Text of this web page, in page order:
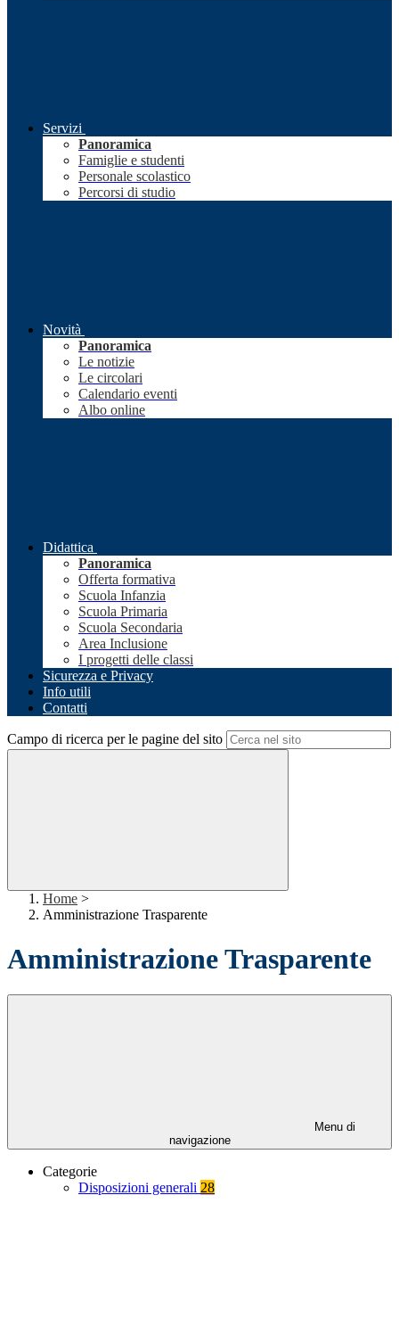
Servizi
Panoramica
Famiglie e studenti
Personale scolastico
Percorsi di studio
Novità
Panoramica
Le notizie
Le circolari
Calendario eventi
Albo online
Didattica
Panoramica
Offerta formativa
Scuola Infanzia
Scuola Primaria
Scuola Secondaria
Area Inclusione
I progetti delle classi
Sicurezza e Privacy
Info utili
Contatti
Campo di ricerca per le pagine del sito
Home >
Amministrazione Trasparente
Amministrazione Trasparente
Menu di
navigazione
Categorie
Disposizioni generali 28